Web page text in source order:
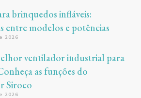
brinquedos infláveis:
entre modelos e potências
2026
ventilador industrial para
as funções do
Siroco
2026